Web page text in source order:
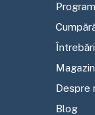
Magazin
Despre
Blog